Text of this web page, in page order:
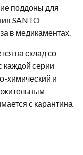
поддоны для
SANTO
в медикаментах.
на склад со
каждой серии
химический и
с карантина